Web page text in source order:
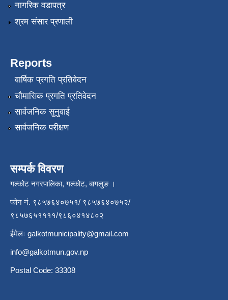
नागरिक वडापत्र
श्रम संसार प्रणाली
Reports
वार्षिक प्रगति प्रतिवेदन
चौमासिक प्रगति प्रतिवेदन
सार्वजनिक सुनुवाई
सार्वजनिक परीक्षण
सम्पर्क विवरण
गल्कोट नगरपालिका, गल्कोट, बागलुङ ।
फोन नं. ९८५७६४०७५१/ ९८५७६४०७५२/
९८५७६५११११/९८६०४१४८०२
ईमेलः galkotmunicipality@gmail.com
info@galkotmun.gov.np
Postal Code: 33308